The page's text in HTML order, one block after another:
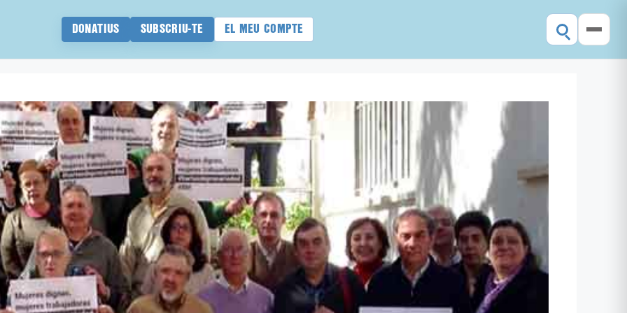
DONATIUS SUBSCRIU-TE EL MEU COMPTE